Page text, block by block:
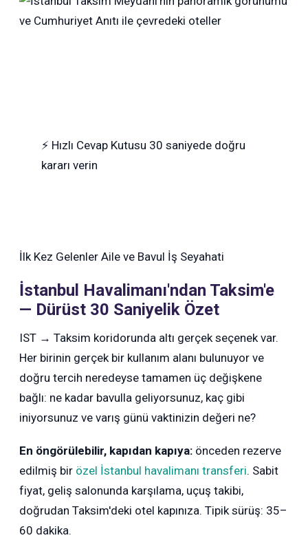
⚡ Hızlı Cevap Kutusu 30 saniyede doğru
kararı verin
İlk Kez Gelenler Aile ve Bavul İş Seyahati
İstanbul Havalimanı'ndan Taksim'e
— Dürüst 30 Saniyelik Özet
IST → Taksim koridorunda altı gerçek seçenek var.
Her birinin gerçek bir kullanım alanı bulunuyor ve
doğru tercih neredeyse tamamen üç değişkene
bağlı: ne kadar bavulla geliyorsunuz, kaç gibi
iniyorsunuz ve varış günü vaktinizin değeri ne?
En öngörülebilir, kapıdan kapıya: önceden rezerve
edilmiş bir özel İstanbul havalimanı transferi. Sabit
fiyat, geliş salonunda karşılama, uçuş takibi,
doğrudan Taksim'deki otel kapınıza. Tipik sürüş: 35–
60 dakika.